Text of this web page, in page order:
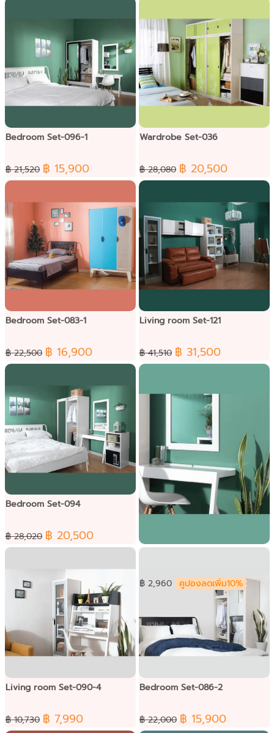
Bedroom Set-096-1
฿ 21,520 ฿ 15,900
Wardrobe Set-036
฿ 28,080 ฿ 20,500
Bedroom Set-083-1
฿ 22,500 ฿ 16,900
Living room Set-121
฿ 41,510 ฿ 31,500
Bedroom Set-094
฿ 28,020 ฿ 20,500
Dressing Set-091
฿ 2,960 คูปองลดเพิ่ม10%
Living room Set-090-4
฿ 10,730 ฿ 7,990
Bedroom Set-086-2
฿ 22,000 ฿ 15,900